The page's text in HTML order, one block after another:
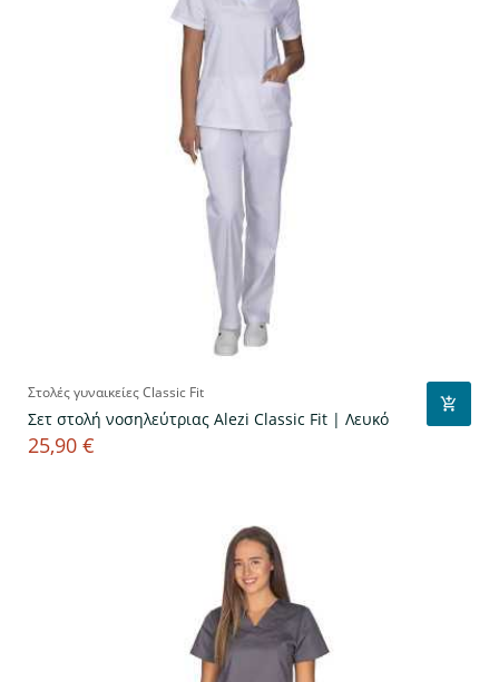
Στολές γυναικείες Classic Fit
Σετ στολή νοσηλεύτριας Alezi Classic Fit | Λευκό
Τιμή
25,90 €